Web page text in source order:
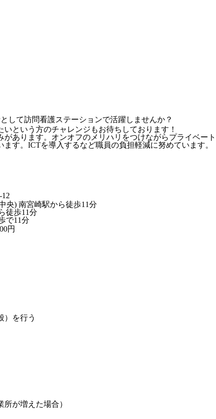
て訪問看護ステーションで活躍しませんか？
という方のチャレンジもお待ちしております！
あります。オンオフのメリハリをつけながらプライベー
す。ICTを導入するなど職員の負担軽減に努めています。
央) 南宮崎駅から徒歩11分
徒歩11分
で11分
円
）を行う
が増えた場合）